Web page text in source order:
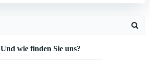
Und wie finden Sie uns?